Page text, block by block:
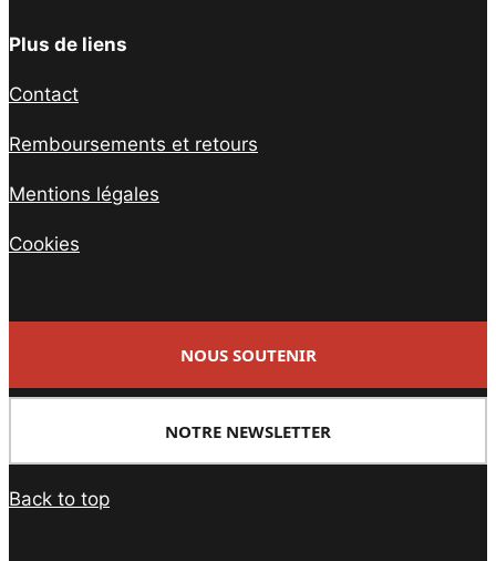
Plus de liens
Contact
Remboursements et retours
Mentions légales
Cookies
NOUS SOUTENIR
NOTRE NEWSLETTER
Back to top